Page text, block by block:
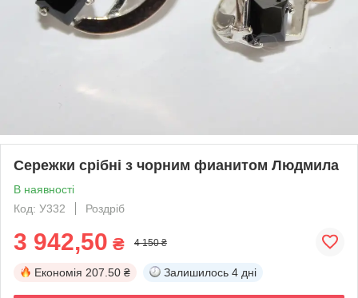
Сережки срібні з чорним фианитом Людмила
В наявності
Код: У332
Роздріб
3 942,50 ₴ 4 150 ₴
Економія 207.50 ₴ Залишилось 4 дні